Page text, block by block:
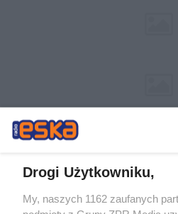
Żaden utwór zamieszczony w serwisie
Drogi Użytkowniku,
My, naszych 1162 zaufanych